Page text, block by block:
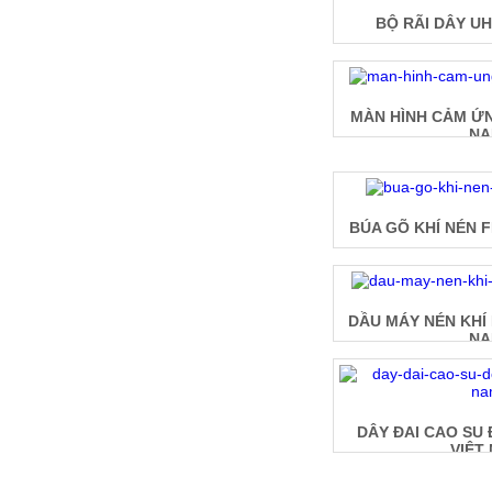
BỘ RÃI DÂY
MÀN HÌNH CẢM
BÚA GÕ KHÍ NÉN
DẦU MÁY NÉN
DÂY ĐAI CAO SU
VIỆT